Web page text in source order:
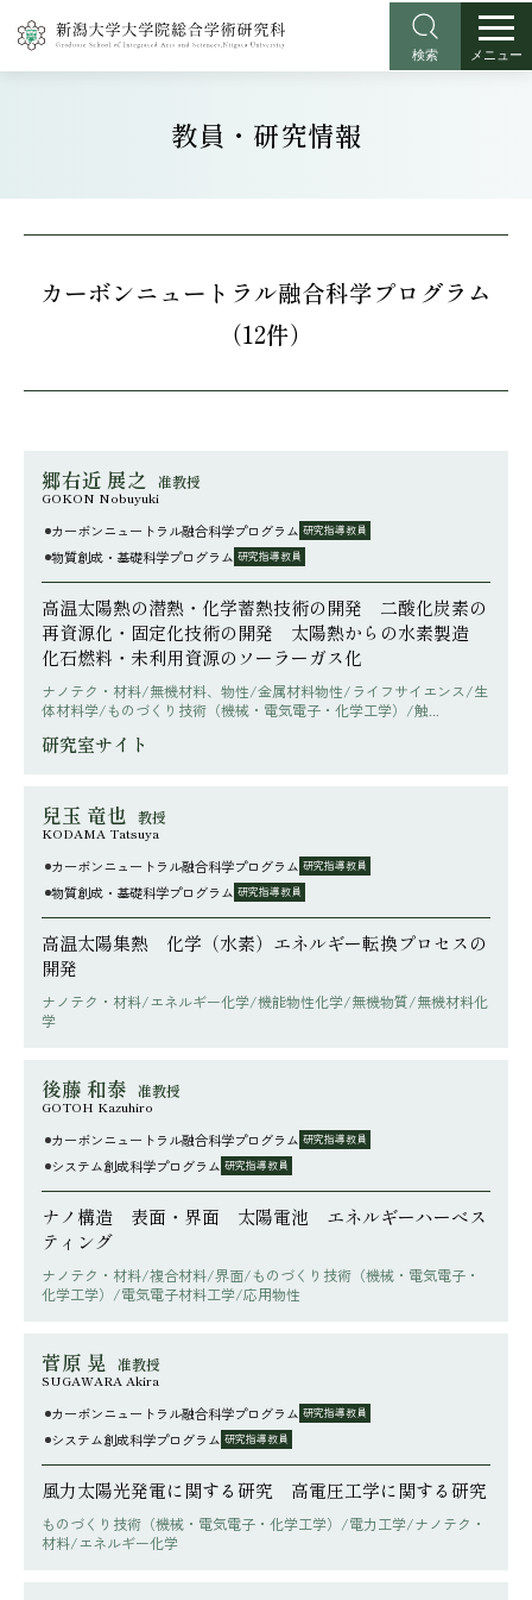
検索 メニュー
教員・研究情報
カーボンニュートラル融合科学プログラム
（12件）
郷右近 展之 准教授
GOKON Nobuyuki
カーボンニュートラル融合科学プログラム 研究指導教員
物質創成・基礎科学プログラム 研究指導教員
高温太陽熱の潜熱・化学蓄熱技術の開発 二酸化炭素の
再資源化・固定化技術の開発 太陽熱からの水素製造
化石燃料・未利用資源のソーラーガス化
ナノテク・材料/無機材料、物性/金属材料物性/ライフサイエンス/生
体材料学/ものづくり技術（機械・電気電子・化学工学）/触...
研究室サイト
兒玉 竜也 教授
KODAMA Tatsuya
カーボンニュートラル融合科学プログラム 研究指導教員
物質創成・基礎科学プログラム 研究指導教員
高温太陽集熱 化学（水素）エネルギー転換プロセスの
開発
ナノテク・材料/エネルギー化学/機能物性化学/無機物質/無機材料化
学
後藤 和泰 准教授
GOTOH Kazuhiro
カーボンニュートラル融合科学プログラム 研究指導教員
システム創成科学プログラム 研究指導教員
ナノ構造 表面・界面 太陽電池 エネルギーハーべス
ティング
ナノテク・材料/複合材料/界面/ものづくり技術（機械・電気電子・
化学工学）/電気電子材料工学/応用物性
菅原 晃 准教授
SUGAWARA Akira
カーボンニュートラル融合科学プログラム 研究指導教員
システム創成科学プログラム 研究指導教員
風力太陽光発電に関する研究 高電圧工学に関する研究
ものづくり技術（機械・電気電子・化学工学）/電力工学/ナノテク・
材料/エネルギー化学